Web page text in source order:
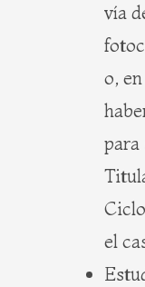
vía
o,
para
el